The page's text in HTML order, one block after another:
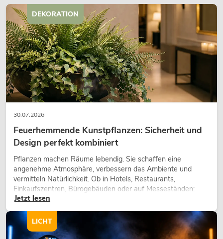
30.07.2026
Feuerhemmende Kunstpflanzen: Sicherheit und
Design perfekt kombiniert
Pflanzen machen Räume lebendig. Sie schaffen eine
angenehme Atmosphäre, verbessern das Ambiente und
vermitteln Natürlichkeit. Ob in Hotels, Restaurants,
Einkaufszentren, Bürogebäuden oder auf Messeständen:
eine hochwertige Begrünung gehört heute längst zum
Jetzt lesen
DEKORATION
LICHT